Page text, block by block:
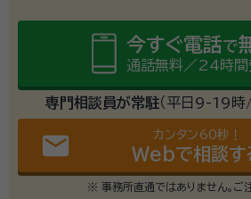
今すぐ電話で
通話無料／24時間
専門相談員が常駐（平日9-19
email カンタン60秒！
Webで相談す
※ 事務所直通ではありません。ご